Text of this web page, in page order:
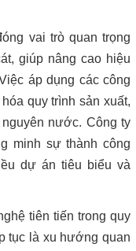
vai trò quan trọng
giúp nâng cao hiệu
áp dụng các công
quy trình sản xuất,
nước. Công ty
minh sự thành công
dự án tiêu biểu và
tiên tiến trong quy
tục là xu hướng quan